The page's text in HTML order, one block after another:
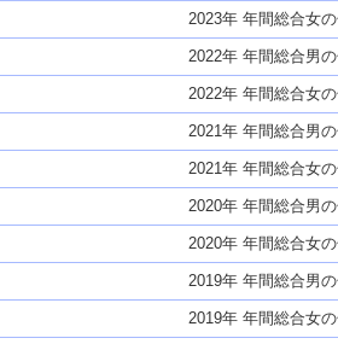
2023年 年間総合女
2022年 年間総合男
2022年 年間総合女
2021年 年間総合男
2021年 年間総合女
2020年 年間総合男
2020年 年間総合女
2019年 年間総合男
2019年 年間総合女